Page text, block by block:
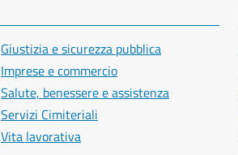
Giustizia e sicurezza pubblica
Imprese e commercio
Salute, benessere e assistenza
Servizi Cimiteriali
Vita lavorativa